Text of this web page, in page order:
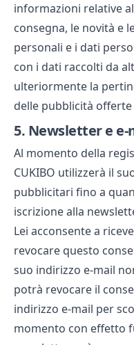
informazioni relative
consegna, le novità e
personali e i dati
con i dati raccolti da
ulteriormente la
delle pubblicità
5. Newsletter e e-
Al momento della
CUKIBO utilizzerà il
pubblicitari fino a
iscrizione alla
Lei acconsente a
revocare questo
suo indirizzo e-mail
potrà revocare il
indirizzo e-mail per
momento con effetto